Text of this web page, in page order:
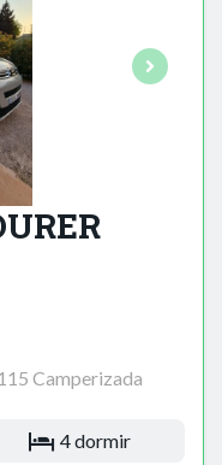
Camperizada
4 dormir